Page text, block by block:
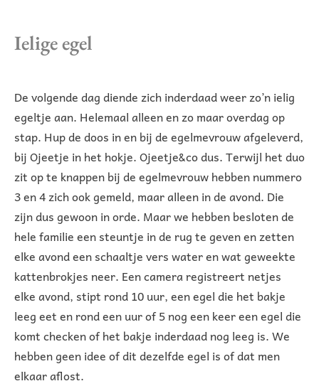
Ielige egel
De volgende dag diende zich inderdaad weer zo’n ielig
egeltje aan. Helemaal alleen en zo maar overdag op
stap. Hup de doos in en bij de egelmevrouw afgeleverd,
bij Ojeetje in het hokje. Ojeetje&co dus. Terwijl het duo
zit op te knappen bij de egelmevrouw hebben nummero
3 en 4 zich ook gemeld, maar alleen in de avond. Die
zijn dus gewoon in orde. Maar we hebben besloten de
hele familie een steuntje in de rug te geven en zetten
elke avond een schaaltje vers water en wat geweekte
kattenbrokjes neer. Een camera registreert netjes
elke avond, stipt rond 10 uur, een egel die het bakje
leeg eet en rond een uur of 5 nog een keer een egel die
komt checken of het bakje inderdaad nog leeg is. We
hebben geen idee of dit dezelfde egel is of dat men
elkaar aflost.